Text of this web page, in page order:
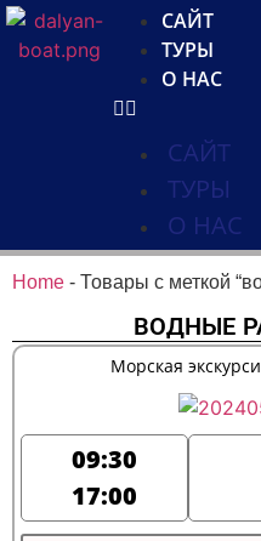
САЙТ
ТУРЫ
О НАС
САЙТ
ТУРЫ
О НАС
Home - Товары с меткой
ВОДНЫЕ
Морская
09:30
17:00